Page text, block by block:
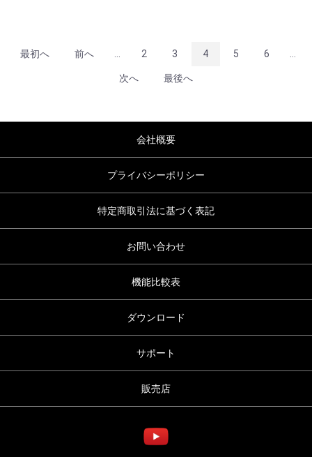
最初へ 前へ 2 3 4 5 6
次へ 最後へ
会社概要
プライバシーポリシー
特定商取引法に基づく表記
お問い合わせ
機能比較表
ダウンロード
サポート
販売店